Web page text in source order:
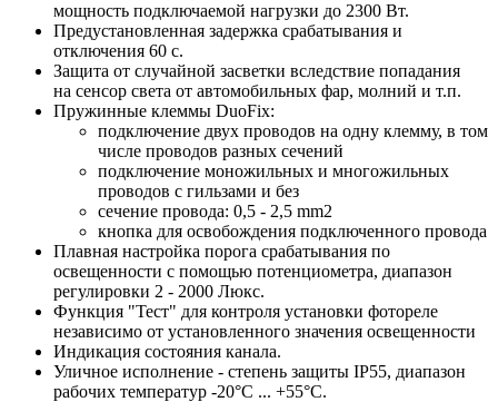
мощность подключаемой нагрузки до 2300 Вт.
Предустановленная задержка срабатывания и
отключения 60 с.
Защита от случайной засветки вследствие попадания
на сенсор света от автомобильных фар, молний и т.п.
Пружинные клеммы DuoFix:
подключение двух проводов на одну клемму, в том
числе проводов разных сечений
подключение моножильных и многожильных
проводов с гильзами и без
сечение провода: 0,5 - 2,5 mm2
кнопка для освобождения подключенного провода
Плавная настройка порога срабатывания по
освещенности с помощью потенциометра, диапазон
регулировки 2 - 2000 Люкс.
Функция "Тест" для контроля установки фотореле
независимо от установленного значения освещенности
Индикация состояния канала.
Уличное исполнение - степень защиты IP55, диапазон
рабочих температур -20°C ... +55°C.